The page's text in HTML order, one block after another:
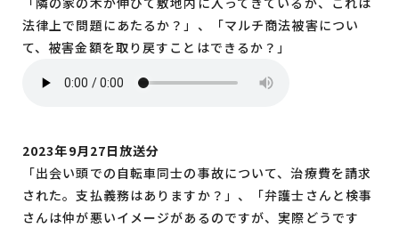
法律上で問題にあたるか？」、「マルチ商法被害につい
て、被害金額を取り戻すことはできるか？」
2023年9月27日放送分
「出会い頭での自転車同士の事故について、治療費を請求
された。支払義務はありますか？」、「弁護士さんと検事
さんは仲が悪いイメージがあるのですが、実際どうです